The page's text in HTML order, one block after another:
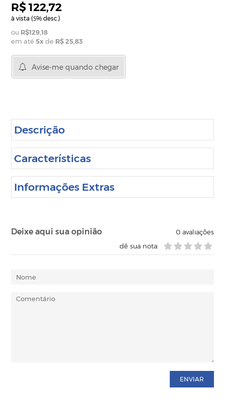
R$ 122,72
à vista (5% desc.)
R$129,18
em até5x de R$ 25,83
Avise-me quando chegar
Descrição
Características
Informações Extras
Deixe aqui sua opinião 0avaliações
dê sua nota:
ENVIAR